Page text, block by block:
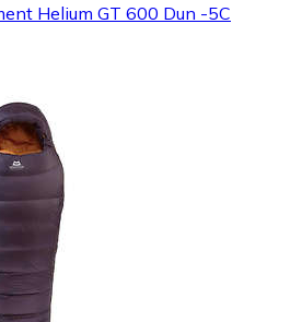
Helium GT 600 Dun -5C